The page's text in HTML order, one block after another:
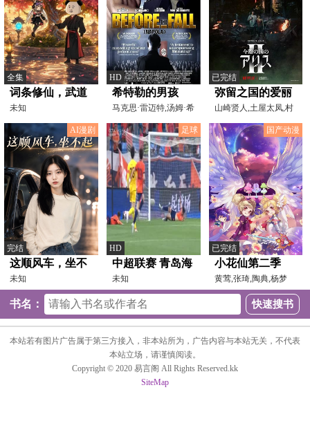
全集
词条修仙，武道
世界唯一的修仙
者
未知
HD
希特勒的男孩
【影视解说】
马克思·雷迈特,汤姆·希
林,乔纳斯·杰格梅
已完结
弥留之国的爱丽
丝第二季
山崎贤人,土屋太凤,村
上虹郎,三吉彩花,樱田
AI漫剧
完结
这顺风车，坐不
起
未知
足球
HD
中超联赛 青岛海
牛VS梅州客家
20250427
未知
国产动漫
已完结
小花仙第二季
黄莺,张琦,陶典,杨梦
露,赵路,胡艺,伍凯立,
书名：
本站若有图片广告属于第三方接入，非本站所为，广告内容与本站无关，不代表
本站立场，请谨慎阅读。
Copyright © 2020 易言阁 All Rights Reserved.kk
SiteMap